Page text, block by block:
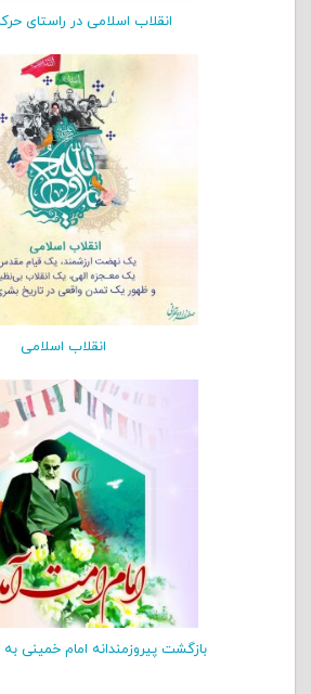
انقلاب اسلامی در راستای
انقلاب اسلامی
بازگشت پيروزمندانه امام خمينی